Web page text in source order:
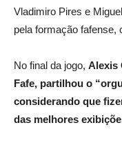
Vladimiro Pires e
pela formação fafense,
No final da jogo, Alexis
Fafe, partilhou o
considerando que
das melhores